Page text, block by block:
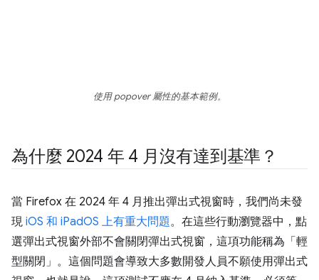
使用 popover 屬性的基本範例。
為什麼 2024 年 4 月沒有達到基準？
當 Firefox 在 2024 年 4 月推出彈出式視窗時，我們尚未發
現 iOS 和 iPadOS 上有重大問題。在這些行動瀏覽器中，點
選彈出式視窗外部不會關閉彈出式視窗，這項功能稱為「輕
型關閉」 。這個問題會導致大多數開發人員不願使用彈出式